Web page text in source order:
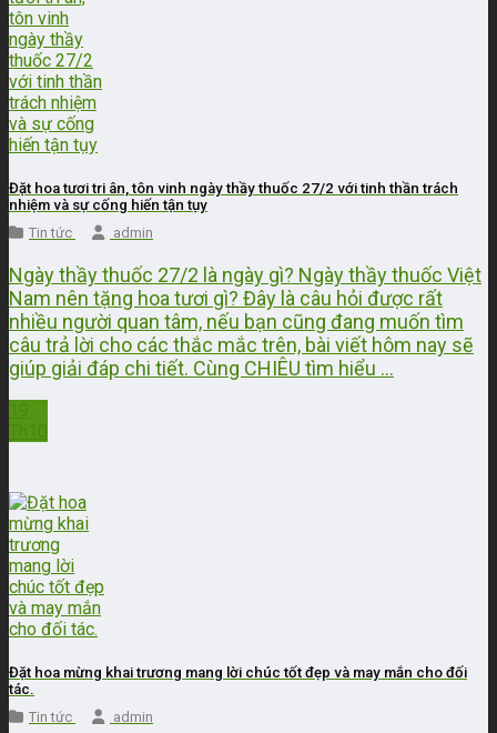
Đặt hoa tươi tri ân, tôn vinh ngày thầy thuốc 27/2 với tinh thần trách
nhiệm và sự cống hiến tận tụy
Tin tức
admin
Ngày thầy thuốc 27/2 là ngày gì? Ngày thầy thuốc Việt
Nam nên tặng hoa tươi gì? Đây là câu hỏi được rất
nhiều người quan tâm, nếu bạn cũng đang muốn tìm
câu trả lời cho các thắc mắc trên, bài viết hôm nay sẽ
giúp giải đáp chi tiết. Cùng CHIÊU tìm hiểu ...
Đặt hoa mừng khai trương mang lời chúc tốt đẹp và may mắn cho đối
tác.
Tin tức
admin